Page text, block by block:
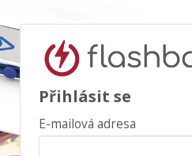
Přihlásit se
E-mailová adresa